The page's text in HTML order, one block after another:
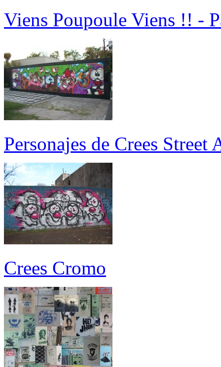
Viens Poupoule Viens !! -
Personajes de Crees
Crees Cromo